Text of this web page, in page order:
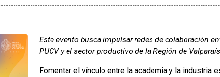
Este evento busca impulsar redes de colaboración
PUCV y el sector productivo de la Región de
Fomentar el vínculo entre la academia y la industria